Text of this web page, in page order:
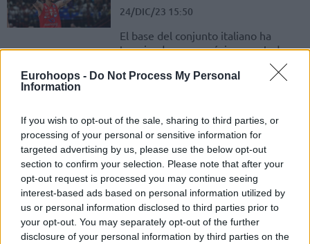
Eurohoops - Do Not Process My Personal
Information
If you wish to opt-out of the sale, sharing to third parties, or
processing of your personal or sensitive information for
targeted advertising by us, please use the below opt-out
section to confirm your selection. Please note that after your
opt-out request is processed you may continue seeing
interest-based ads based on personal information utilized by
us or personal information disclosed to third parties prior to
your opt-out. You may separately opt-out of the further
disclosure of your personal information by third parties on the
24/DIC/23 15:50
El base del conjunto italiano ha
terminado como máximo anotador
21/DIC/23 16:48
A sus 41 años, el argentino ha
firmado con el Benedetto XIV Cento
de la segunda división italiana
Nico Mannion vuelve a Italia y
ficha por el Varese
21/DIC/23 13:56